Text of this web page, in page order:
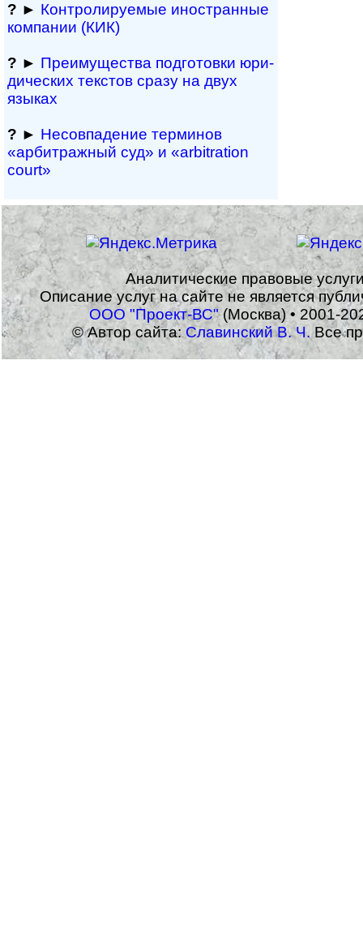
? ► Контролируемые иностранные
компании (КИК)
? ► Преимущества под­гото­вки юри­
ди­чес­ких тек­с­тов сразу на двух
языках
? ► Несовпадение терминов
«арбитражный суд» и «arbitration
court»
Аналитические правовые
Описание услуг на сайте не является
ООО "Проект-ВС"(Москва) • 2001-
© Автор сайта:Славинский В. Ч.Все